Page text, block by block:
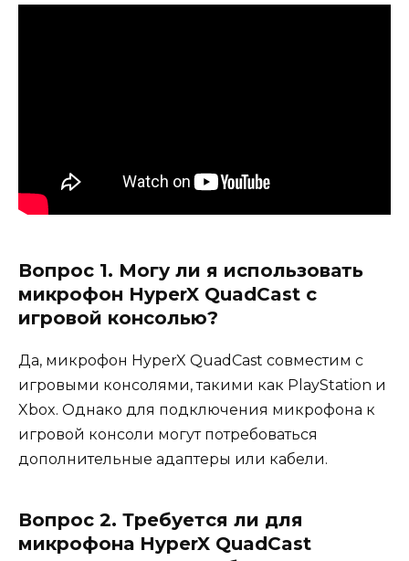
Вопрос 1. Могу ли я использовать
микрофон HyperX QuadCast с
игровой консолью?
Да, микрофон HyperX QuadCast совместим с
игровыми консолями, такими как PlayStation и
Xbox. Однако для подключения микрофона к
игровой консоли могут потребоваться
дополнительные адаптеры или кабели.
Вопрос 2. Требуется ли для
микрофона HyperX QuadCast